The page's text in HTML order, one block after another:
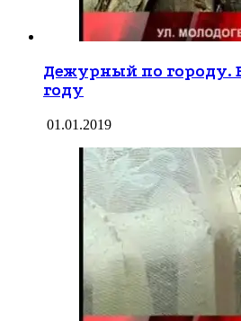
Дежурный по городу.
году
01.01.2019